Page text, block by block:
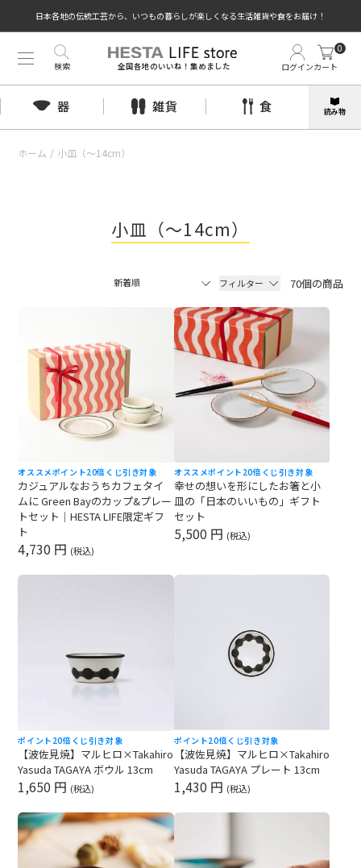
日本各地の伝統工芸から、いつもの暮らしが楽しくなる生活雑貨や食をお届け！
全国各地のいいね！集めました ログインカート
0
検索
器 雑貨 食 読み物
ホーム / 小皿（〜14cm）
小皿（〜14cm）
フィルター 70個の商品
オススメポイント20倍 くじ引き対象
カジュアルなおうちカフェタイ
ムに Green Bayのカップ&プレー
トセット｜HESTA LIFE限定ギフ
ト
4,730 円 (税込)
オススメポイント20倍 くじ引き対象
幸せの想いを形にしたお箸と小
皿の「日本のいいもの」ギフト
セット
5,500 円 (税込)
ポイント20倍 くじ引き対象
【波佐見焼】マルヒロ×Takahiro
Yasuda TAGAYA ボウル 13cm
1,650 円 (税込)
ポイント20倍 くじ引き対象
【波佐見焼】マルヒロ×Takahiro
Yasuda TAGAYA プレート 13cm
1,430 円 (税込)